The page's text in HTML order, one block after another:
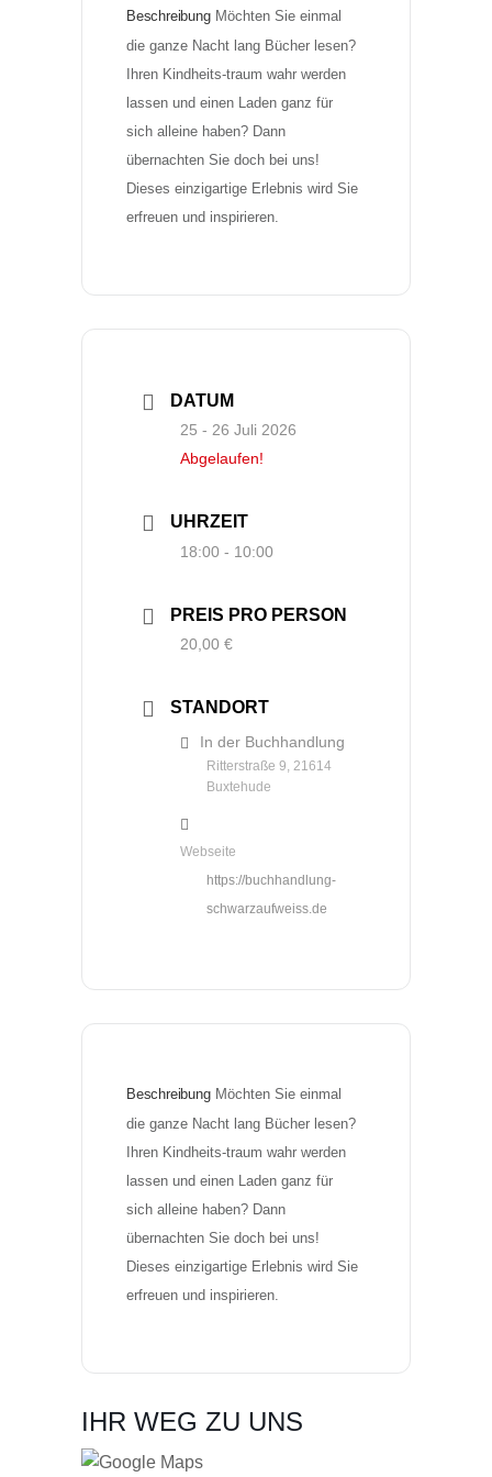
Beschreibung Möchten Sie einmal
die ganze Nacht lang Bücher lesen?
Ihren Kindheits-traum wahr werden
lassen und einen Laden ganz für
sich alleine haben? Dann
übernachten Sie doch bei uns!
Dieses einzigartige Erlebnis wird Sie
erfreuen und inspirieren.
DATUM
25 - 26 Juli 2026
Abgelaufen!
UHRZEIT
18:00 - 10:00
PREIS PRO PERSON
20,00 €
STANDORT
In der Buchhandlung
Ritterstraße 9, 21614
Buxtehude
Webseite
https://buchhandlung-
schwarzaufweiss.de
Beschreibung Möchten Sie einmal
die ganze Nacht lang Bücher lesen?
Ihren Kindheits-traum wahr werden
lassen und einen Laden ganz für
sich alleine haben? Dann
übernachten Sie doch bei uns!
Dieses einzigartige Erlebnis wird Sie
erfreuen und inspirieren.
IHR WEG ZU UNS